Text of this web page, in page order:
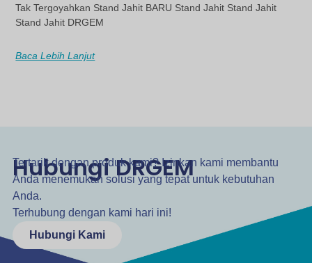
Tak Tergoyahkan Stand Jahit BARU Stand Jahit Stand Jahit
Stand Jahit DRGEM
Baca Lebih Lanjut
Hubungi DRGEM
Tertarik dengan produk kami? Izinkan kami membantu
Anda menemukan solusi yang tepat untuk kebutuhan
Anda.
Terhubung dengan kami hari ini!
Hubungi Kami